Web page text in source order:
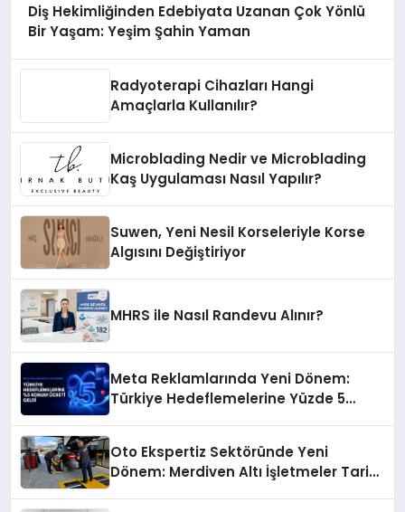
Diş Hekimliğinden Edebiyata Uzanan Çok Yönlü
Bir Yaşam: Yeşim Şahin Yaman
Radyoterapi Cihazları Hangi
Amaçlarla Kullanılır?
Microblading Nedir ve Microblading
Kaş Uygulaması Nasıl Yapılır?
Suwen, Yeni Nesil Korseleriyle Korse
Algısını Değiştiriyor
MHRS ile Nasıl Randevu Alınır?
Meta Reklamlarında Yeni Dönem:
Türkiye Hedeflemelerine Yüzde 5
Oto Ekspertiz Sektöründe Yeni
Dönem: Merdiven Altı İşletmeler Tarih